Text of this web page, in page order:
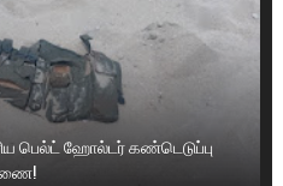
பெல்ட் ஹோல்டர் கண்டெடுப்பு